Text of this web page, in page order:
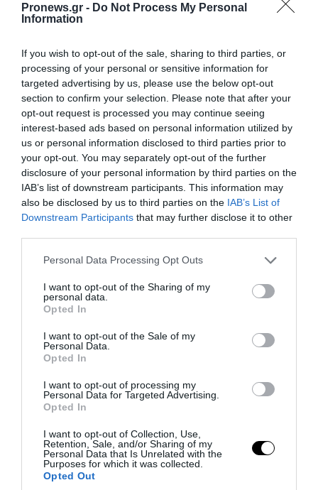
Pronews.gr - Do Not Process My Personal
Information
If you wish to opt-out of the sale, sharing to third parties, or
processing of your personal or sensitive information for
targeted advertising by us, please use the below opt-out
section to confirm your selection. Please note that after your
opt-out request is processed you may continue seeing
interest-based ads based on personal information utilized by
us or personal information disclosed to third parties prior to
your opt-out. You may separately opt-out of the further
disclosure of your personal information by third parties on the
IAB’s list of downstream participants. This information may
also be disclosed by us to third parties on the IAB’s List of
Downstream Participants that may further disclose it to other
Please note that this website/app uses one or more Google
not limited to your visit or usage behaviour. You may click to
grant or deny consent to Google and its third-party tags to
use your data for below specified purposes in below Google
consent section.
Personal Data Processing Opt Outs
I want to opt-out of the Sharing of my
personal data.
Opted In
I want to opt-out of the Sale of my
Personal Data.
Opted In
I want to opt-out of processing my
Personal Data for Targeted Advertising.
Opted In
I want to opt-out of Collection, Use,
Retention, Sale, and/or Sharing of my
Personal Data that Is Unrelated with the
Purposes for which it was collected.
Opted Out
PRONEWS.GR /ΔΙΕΘΝΗΣ ΑΣΦΑΛΕΙΑ
επιτέθηκε σε 42χρονη σε στάση Τραμ
στην Ισπανία και απείλησε ότι θα την
κακοποιήσει!
06.08.2026 | 06:55
PRONEWS.GR /ΔΙΕΘΝΗΣ ΑΣΦΑΛΕΙΑ
ΗΠΑ: Nέα στοιχεία για το περιστατικό με
το προεδρικό ελικόπτερο Marine One –
Βρέθηκε δίπλα σε επιβατικό
06.08.2026 | 06:49